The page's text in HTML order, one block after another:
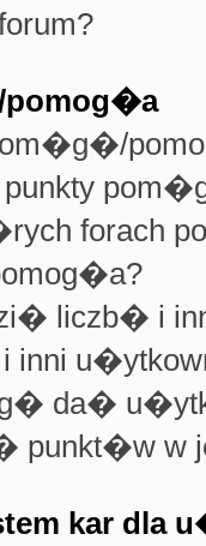
forach
liczb� i
inni
da�
punkt�w w
kar dla